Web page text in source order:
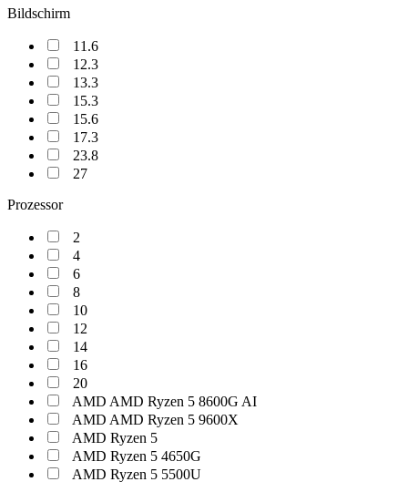
Bildschirm
11.6
12.3
13.3
15.3
15.6
17.3
23.8
27
Prozessor
2
4
6
8
10
12
14
16
20
AMD AMD Ryzen 5 8600G AI
AMD AMD Ryzen 5 9600X
AMD Ryzen 5
AMD Ryzen 5 4650G
AMD Ryzen 5 5500U